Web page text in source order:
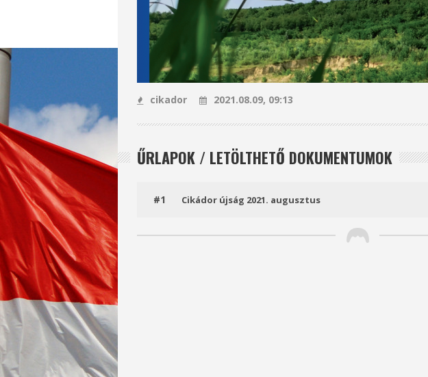
cikador 2021.08.09, 09:13
ŰRLAPOK / LETÖLTHETŐ DOKUMENTUMOK
#1 Cikádor újság 2021. augusztus